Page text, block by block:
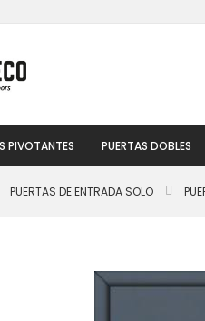
PIVOTANTES PUERTAS DOBLES
PUERTAS DE ENTRADA SOLO